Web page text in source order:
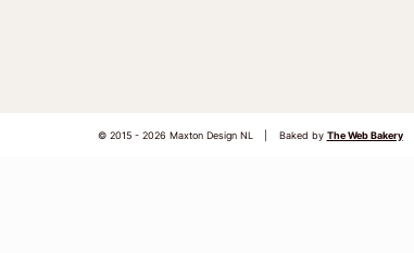
© 2015 - 2026 Maxton Design NL Baked by The Web Bakery